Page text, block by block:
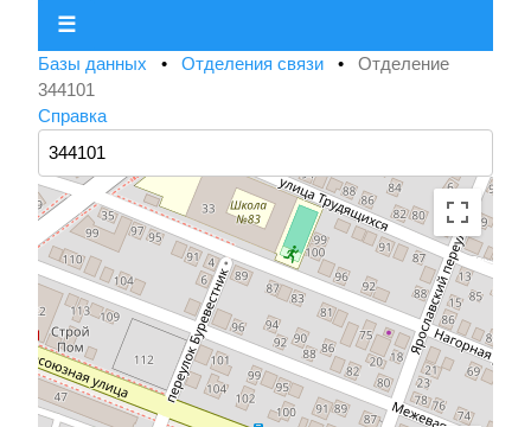
☰
Базы данных • Отделения связи • Отделение
344101
Справка